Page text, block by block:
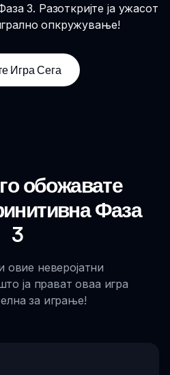
3. Разоткријте ја ужасот
опкружување!
Игра Сега
обожавате
Фаза
3
овие неверојатни
ја прават оваа игра
за играње!